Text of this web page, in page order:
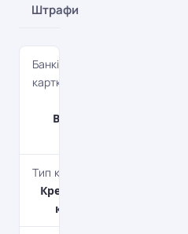
Штрафи
Банківська
картка
Blanche
Тип картки
Кредитна
картка